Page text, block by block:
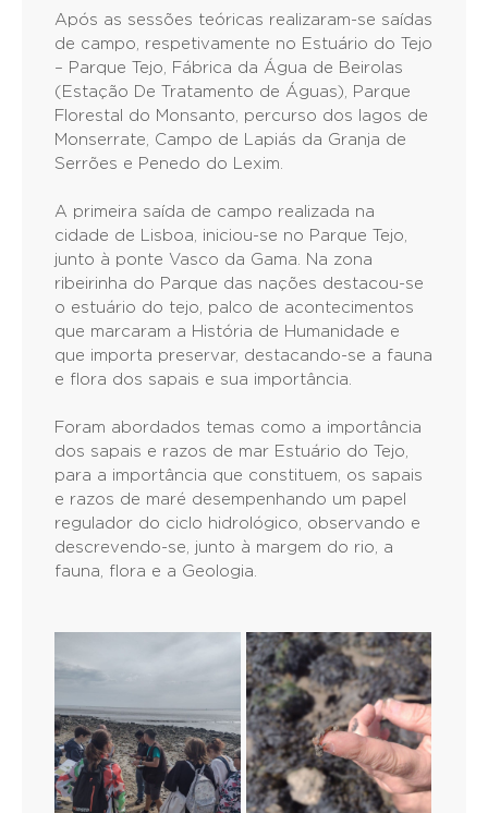
Após as sessões teóricas realizaram-se saídas
de campo, respetivamente no Estuário do Tejo
– Parque Tejo, Fábrica da Água de Beirolas
(Estação De Tratamento de Águas), Parque
Florestal do Monsanto, percurso dos lagos de
Monserrate, Campo de Lapiás da Granja de
Serrões e Penedo do Lexim.
A primeira saída de campo realizada na
cidade de Lisboa, iniciou-se no Parque Tejo,
junto à ponte Vasco da Gama. Na zona
ribeirinha do Parque das nações destacou-se
o estuário do tejo, palco de acontecimentos
que marcaram a História de Humanidade e
que importa preservar, destacando-se a fauna
e flora dos sapais e sua importância.
Foram abordados temas como a importância
dos sapais e razos de mar Estuário do Tejo,
para a importância que constituem, os sapais
e razos de maré desempenhando um papel
regulador do ciclo hidrológico, observando e
descrevendo-se, junto à margem do rio, a
fauna, flora e a Geologia.